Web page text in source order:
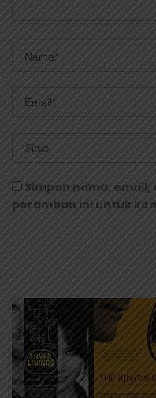
Simpan nama, email,
peramban ini untuk